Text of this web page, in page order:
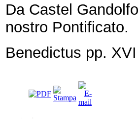
Da Castel
nostro Pontificato.
Benedictus pp. XVI